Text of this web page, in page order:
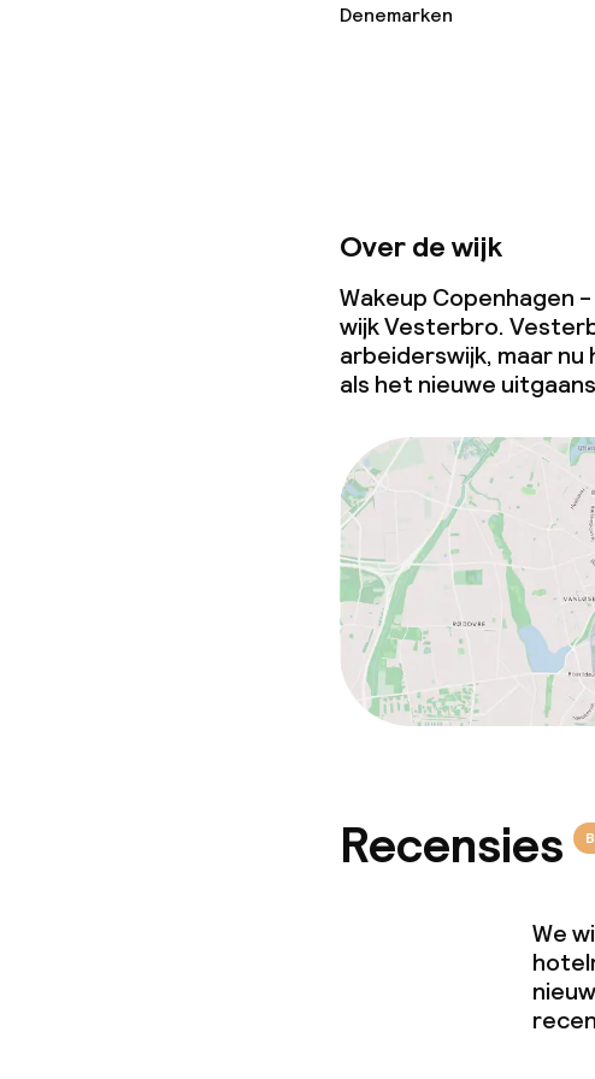
Denemarken
Over de wijk
Wakeup Copenhagen
wijk Vesterbro.
arbeiderswijk, maar nu
als het nieuwe
Recensies
We